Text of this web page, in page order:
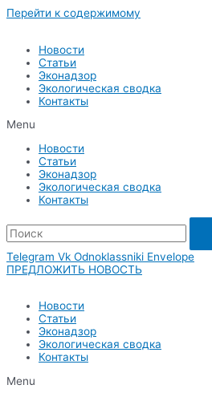
Перейти к содержимому
Новости
Статьи
Эконадзор
Экологическая сводка
Контакты
Menu
Новости
Статьи
Эконадзор
Экологическая сводка
Контакты
Telegram Vk Odnoklassniki Envelope
ПРЕДЛОЖИТЬ НОВОСТЬ
Новости
Статьи
Эконадзор
Экологическая сводка
Контакты
Menu